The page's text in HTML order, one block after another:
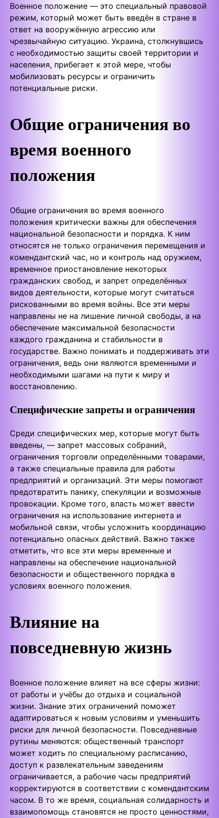
Военное положение — это специальный правовой
режим, который может быть введён в стране в
ответ на вооружённую агрессию или
чрезвычайную ситуацию. Украина, столкнувшись
с необходимостью защиты своей территории и
населения, прибегает к этой мере, чтобы
мобилизовать ресурсы и ограничить
потенциальные риски.
Общие ограничения во
время военного
положения
Общие ограничения во время военного
положения критически важны для обеспечения
национальной безопасности и порядка. К ним
относятся не только ограничения перемещения и
комендантский час, но и контроль над оружием,
временное приостановление некоторых
гражданских свобод, и запрет определённых
видов деятельности, которые могут считаться
рискованными во время войны. Все эти меры
направлены не на лишение личной свободы, а на
обеспечение максимальной безопасности
каждого гражданина и стабильности в
государстве. Важно понимать и поддерживать эти
ограничения, ведь они являются временными и
необходимыми шагами на пути к миру и
восстановлению.
Специфические запреты и ограничения
Среди специфических мер, которые могут быть
введены, — запрет массовых собраний,
ограничения торговли определёнными товарами,
а также специальные правила для работы
предприятий и организаций. Эти меры помогают
предотвратить панику, спекуляции и возможные
провокации. Кроме того, власть может ввести
ограничения на использование интернета и
мобильной связи, чтобы усложнить координацию
потенциально опасных действий. Важно также
отметить, что все эти меры временные и
направлены на обеспечение национальной
безопасности и общественного порядка в
условиях военного положения.
Влияние на
повседневную жизнь
Военное положение влияет на все сферы жизни:
от работы и учёбы до отдыха и социальной
жизни. Знание этих ограничений поможет
адаптироваться к новым условиям и уменьшить
риски для личной безопасности. Повседневные
рутины меняются: общественный транспорт
может ходить по специальному расписанию,
доступ к развлекательным заведениям
ограничивается, а рабочие часы предприятий
корректируются в соответствии с комендантским
часом. В то же время, социальная солидарность и
взаимопомощь становятся не просто ценностями,